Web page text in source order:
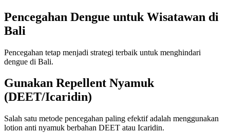
Pencegahan Dengue untuk Wisatawan di
Bali
Pencegahan tetap menjadi strategi terbaik untuk menghindari
dengue di Bali.
Gunakan Repellent Nyamuk
(DEET/Icaridin)
Salah satu metode pencegahan paling efektif adalah menggunakan
lotion anti nyamuk berbahan DEET atau Icaridin.